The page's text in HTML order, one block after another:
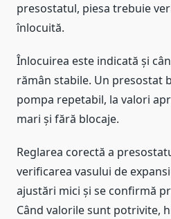
presostatul, piesa trebuie
înlocuită.
Înlocuirea este indicată și
rămân stabile. Un presostat
pompa repetabil, la valori
mari și fără blocaje.
Reglarea corectă a
verificarea vasului de
ajustări mici și se confirmă
Când valorile sunt potrivite,